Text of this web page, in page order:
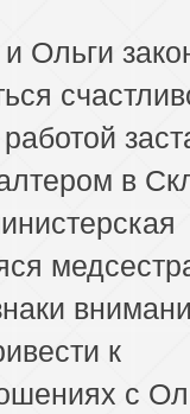
Ольги
в
к
с